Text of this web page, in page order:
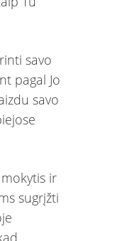
savo
pagal Jo
savo
ir
sugrįžti